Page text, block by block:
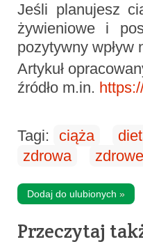
Jeśli planujesz
żywieniowe i
pozytywny wpływ
Artykuł
źródło m.in.
Tagi: ciąża
zdrowa
zdrowe
Dodaj do ulubionych »
Przeczytaj